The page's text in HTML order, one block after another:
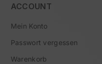
ACCOUNT
Mein Konto
Passwort vergessen
Warenkorb